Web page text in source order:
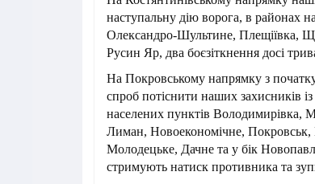
наступальну дію ворога, в районах
Олександро-Шультине, Плещіївка,
Русин Яр, два боєзіткнення досі
На Покровському напрямку з
спроб потіснити наших захисників
населених пунктів Володимирівка,
Лиман, Новоекономічне, Покровськ,
Молодецьке, Дачне та у бік
стримують натиск противника та